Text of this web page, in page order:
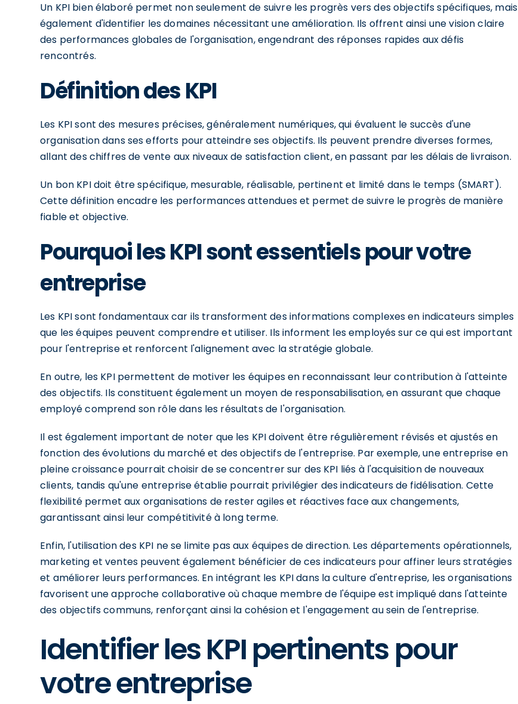
Un KPI bien élaboré permet non seulement de suivre les progrès vers des objectifs spécifiques, mais
également d'identifier les domaines nécessitant une amélioration. Ils offrent ainsi une vision claire
des performances globales de l'organisation, engendrant des réponses rapides aux défis
rencontrés.
Définition des KPI
Les KPI sont des mesures précises, généralement numériques, qui évaluent le succès d'une
organisation dans ses efforts pour atteindre ses objectifs. Ils peuvent prendre diverses formes,
allant des chiffres de vente aux niveaux de satisfaction client, en passant par les délais de livraison.
Un bon KPI doit être spécifique, mesurable, réalisable, pertinent et limité dans le temps (SMART).
Cette définition encadre les performances attendues et permet de suivre le progrès de manière
fiable et objective.
Pourquoi les KPI sont essentiels pour votre
entreprise
Les KPI sont fondamentaux car ils transforment des informations complexes en indicateurs simples
que les équipes peuvent comprendre et utiliser. Ils informent les employés sur ce qui est important
pour l'entreprise et renforcent l'alignement avec la stratégie globale.
En outre, les KPI permettent de motiver les équipes en reconnaissant leur contribution à l'atteinte
des objectifs. Ils constituent également un moyen de responsabilisation, en assurant que chaque
employé comprend son rôle dans les résultats de l'organisation.
Il est également important de noter que les KPI doivent être régulièrement révisés et ajustés en
fonction des évolutions du marché et des objectifs de l'entreprise. Par exemple, une entreprise en
pleine croissance pourrait choisir de se concentrer sur des KPI liés à l'acquisition de nouveaux
clients, tandis qu'une entreprise établie pourrait privilégier des indicateurs de fidélisation. Cette
flexibilité permet aux organisations de rester agiles et réactives face aux changements,
garantissant ainsi leur compétitivité à long terme.
Enfin, l'utilisation des KPI ne se limite pas aux équipes de direction. Les départements opérationnels,
marketing et ventes peuvent également bénéficier de ces indicateurs pour affiner leurs stratégies
et améliorer leurs performances. En intégrant les KPI dans la culture d'entreprise, les organisations
favorisent une approche collaborative où chaque membre de l'équipe est impliqué dans l'atteinte
des objectifs communs, renforçant ainsi la cohésion et l'engagement au sein de l'entreprise.
Identifier les KPI pertinents pour
votre entreprise